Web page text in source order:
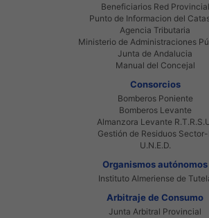
Beneficiarios Red Provincial
Punto de Informacion del
Agencia Tributaria
Ministerio de Administraciones
Junta de Andalucia
Manual del Concejal
Consorcios
Bomberos Poniente
Bomberos Levante
Almanzora Levante
Gestión de Residuos Sector-
U.N.E.D.
Organismos autónomos
Instituto Almeriense de
Arbitraje de Consumo
Junta Arbitral Provincial